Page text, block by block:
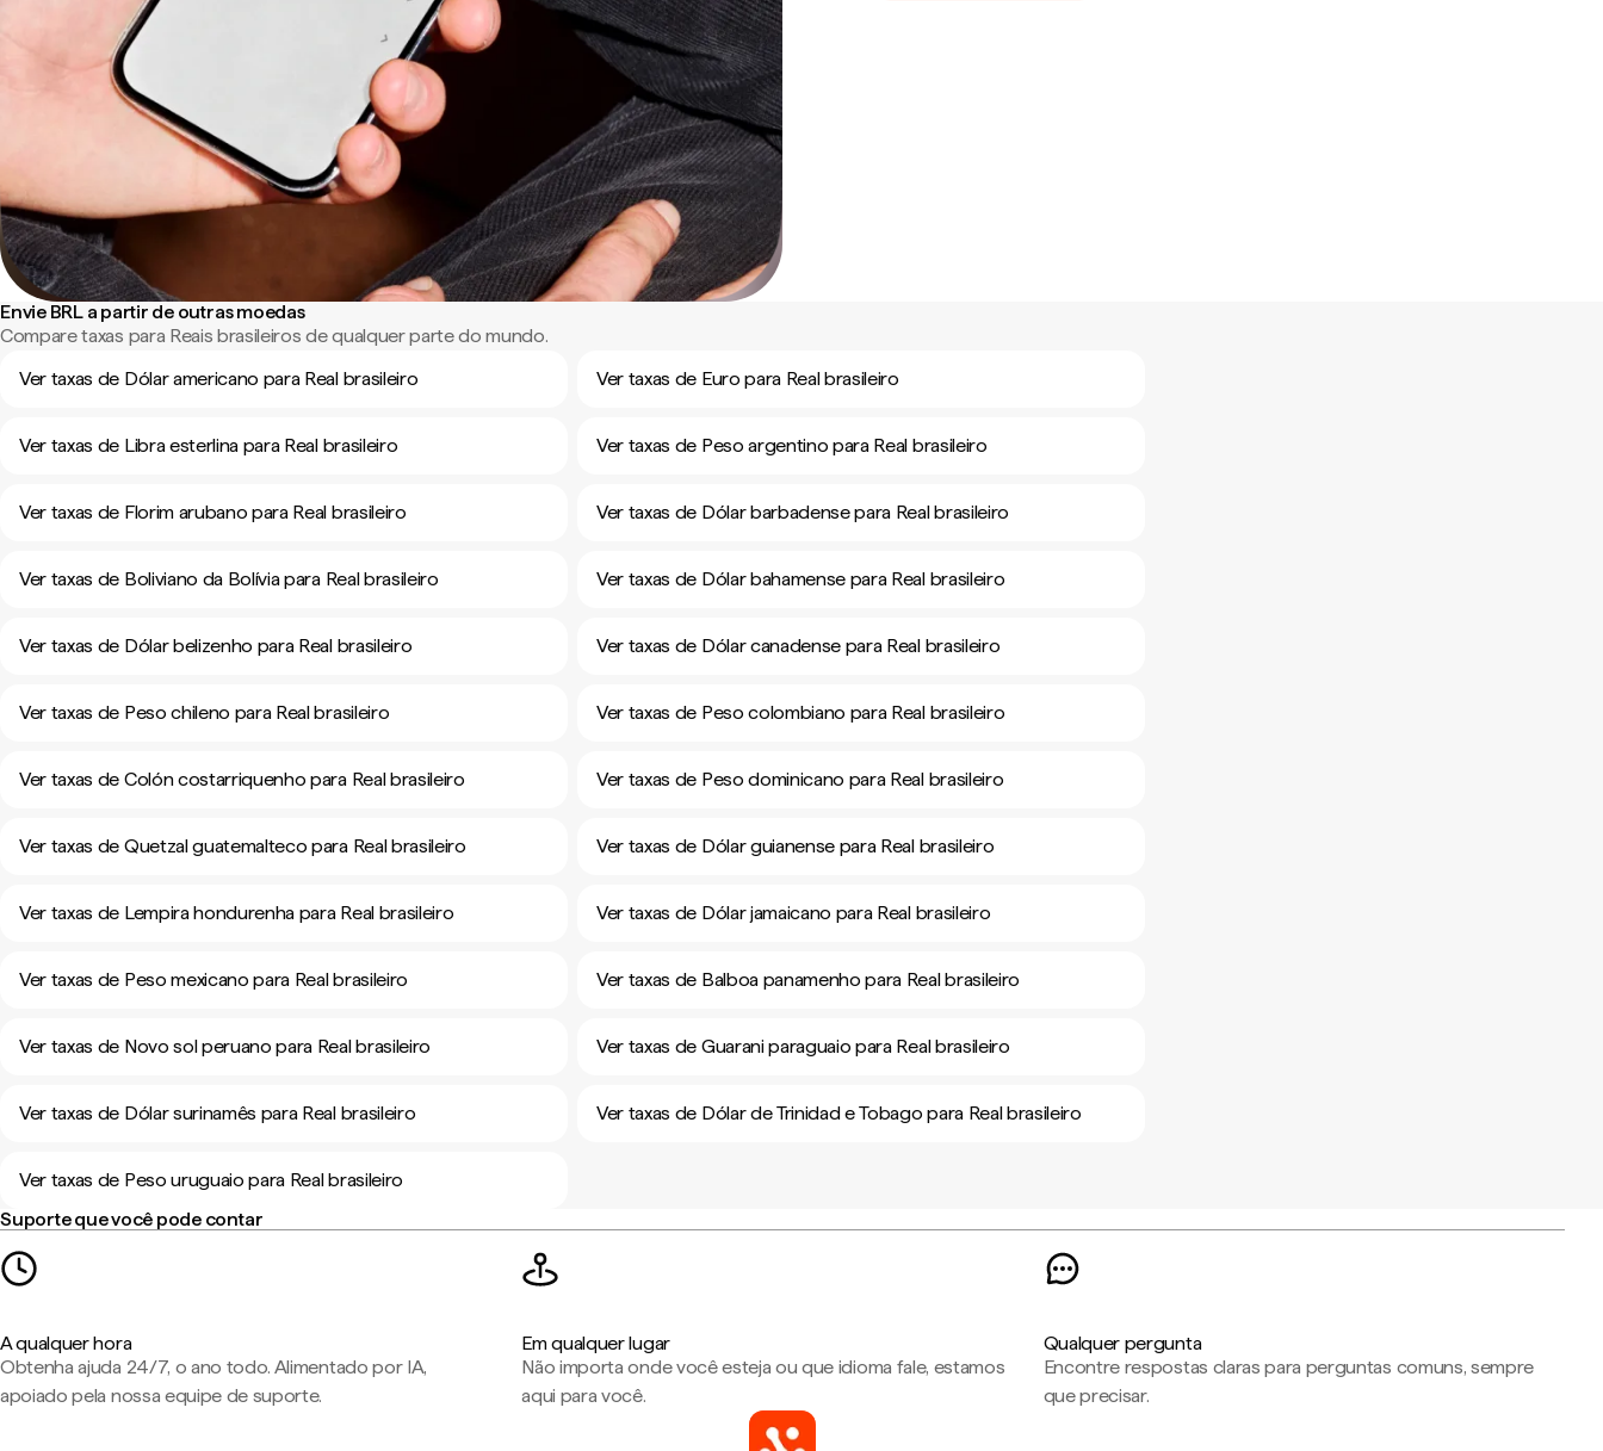
Envie BRL a partir de outras moedas
Compare taxas para Reais brasileiros de qualquer parte do mundo.
Ver taxas de Dólar americano para Real brasileiro
Ver taxas de Euro para Real brasileiro
Ver taxas de Libra esterlina para Real brasileiro Ver taxas de Peso argentino para Real brasileiro
Ver taxas de Florim arubano para Real brasileiro Ver taxas de Dólar barbadense para Real brasileiro
Ver taxas de Boliviano da Bolívia para Real brasileiro Ver taxas de Dólar bahamense para Real brasileiro
Ver taxas de Dólar belizenho para Real brasileiro Ver taxas de Dólar canadense para Real brasileiro
Ver taxas de Peso chileno para Real brasileiro Ver taxas de Peso colombiano para Real brasileiro
Ver taxas de Colón costarriquenho para Real brasileiro Ver taxas de Peso dominicano para Real brasileiro
Ver taxas de Quetzal guatemalteco para Real brasileiro Ver taxas de Dólar guianense para Real brasileiro
Ver taxas de Lempira hondurenha para Real brasileiro Ver taxas de Dólar jamaicano para Real brasileiro
Ver taxas de Peso mexicano para Real brasileiro Ver taxas de Balboa panamenho para Real brasileiro
Ver taxas de Novo sol peruano para Real brasileiro Ver taxas de Guarani paraguaio para Real brasileiro
Ver taxas de Dólar surinamês para Real brasileiro Ver taxas de Dólar de Trinidad e Tobago para Real brasileiro
Ver taxas de Peso uruguaio para Real brasileiro
Suporte que você pode contar
A qualquer hora
Obtenha ajuda 24/7, o ano todo. Alimentado por IA,
apoiado pela nossa equipe de suporte.
Em qualquer lugar
Não importa onde você esteja ou que idioma fale, estamos
aqui para você.
Qualquer pergunta
Encontre respostas claras para perguntas comuns, sempre
que precisar.